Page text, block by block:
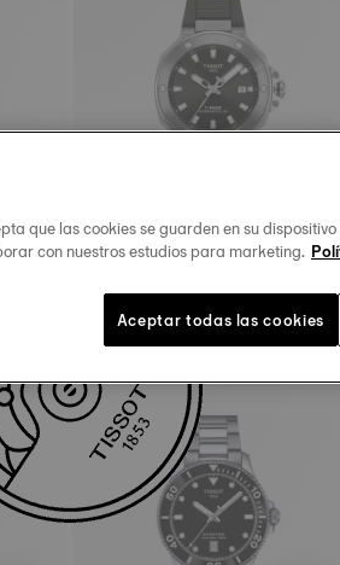
41 mm • Automático
745,00 €
que las cookies se guarden en su
con nuestros estudios para marketing.
Aceptar todas las cookies